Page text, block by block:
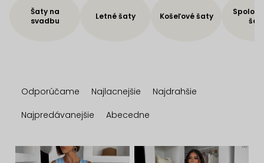
Šaty na
svadbu
Letné šaty Košeľové šaty
a
d
n
Odporúčame Najlacnejšie
Najdrahšie
Najpredávanejšie
Abecedne
V